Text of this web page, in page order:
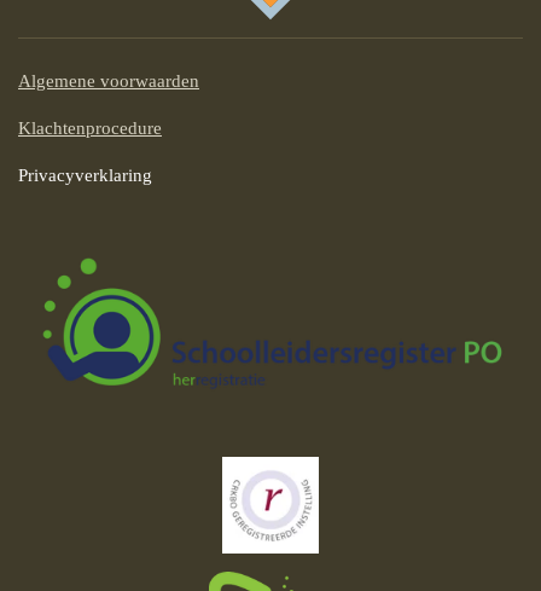
Algemene voorwaarden
Klachtenprocedure
Privacyverklaring